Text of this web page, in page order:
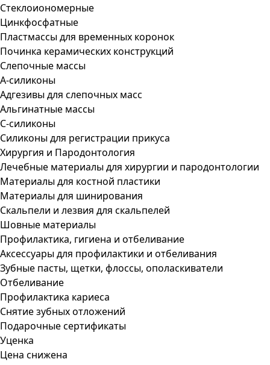
Стеклоиономерные
Цинкфосфатные
Пластмассы для временных коронок
Починка керамических конструкций
Слепочные массы
А-силиконы
Адгезивы для слепочных масс
Альгинатные массы
С-силиконы
Силиконы для регистрации прикуса
Хирургия и Пародонтология
Лечебные материалы для хирургии и пародонтологии
Материалы для костной пластики
Материалы для шинирования
Скальпели и лезвия для скальпелей
Шовные материалы
Профилактика, гигиена и отбеливание
Аксессуары для профилактики и отбеливания
Зубные пасты, щетки, флоссы, ополаскиватели
Отбеливание
Профилактика кариеса
Снятие зубных отложений
Подарочные сертификаты
Уценка
Цена снижена